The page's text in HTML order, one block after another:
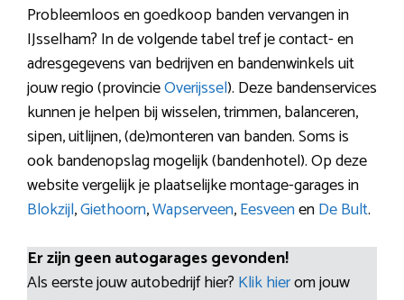
Probleemloos en goedkoop banden vervangen in
IJsselham? In de volgende tabel tref je contact- en
adresgegevens van bedrijven en bandenwinkels uit
jouw regio (provincieOverijssel). Deze bandenservices
kunnen je helpen bij wisselen, trimmen, balanceren,
sipen, uitlijnen, (de)monteren van banden. Soms is
ook bandenopslag mogelijk (bandenhotel). Op deze
website vergelijk je plaatselijke montage-garages in
Blokzijl,Giethoorn,Wapserveen,EesveenenDe Bult.
Er zijn geen autogarages gevonden!
Als eerste jouw autobedrijf hier? Klik hierom jouw